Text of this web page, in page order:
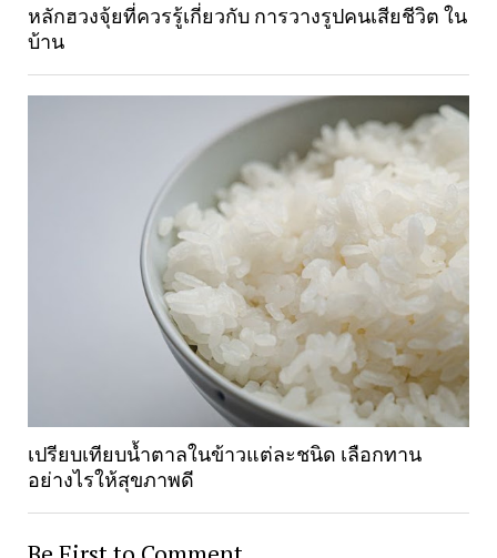
หลักฮวงจุ้ยที่ควรรู้เกี่ยวกับ การวางรูปคนเสียชีวิต ใน
บ้าน
เปรียบเทียบน้ำตาลในข้าวแต่ละชนิด เลือกทาน
อย่างไรให้สุขภาพดี